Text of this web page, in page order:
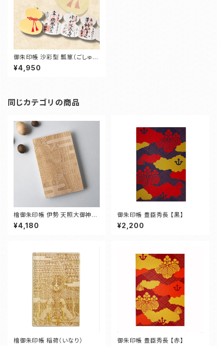
御朱印帳 沙彩型 瓢箪（ごしゅい
んちょう さあやがた ひょうたん）
¥4,950
同じカテゴリの商品
檜御朱印帳 伊勢 天照大御神
（アマテラスオオミカミ）
¥4,180
御朱印帳 豊臣秀長 【黒】
¥2,200
檜御朱印帳 稲荷（いなり） 御朱印帳 豊臣秀長 【赤】